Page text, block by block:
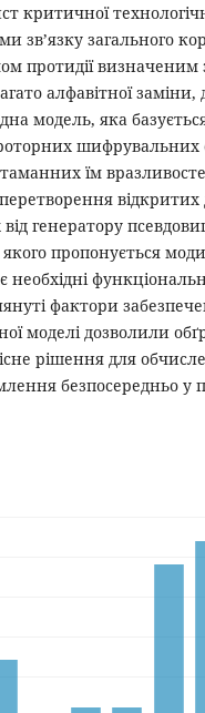
критичної
зв’язку загального
протидії визначеним
алфавітної заміни,
модель, яка
шифрувальних
їм
відкритих
генератору
якого пропонується
фактори
моделі дозволили
рішення для
безпосередньо